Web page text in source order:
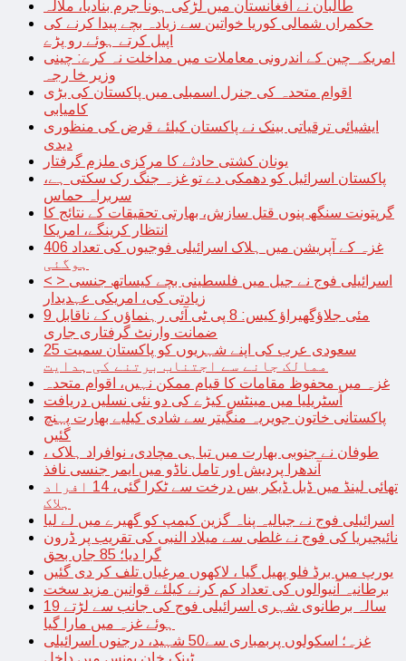
طالبان نے افغانستان میں لڑکی ہونا جرم بنادیا، ملالہ
حکمراں شمالی کوریا خواتین سے زیادہ بچے پیدا کرنے کی
اپیل کرتے ہوئے رو پڑے
امریکہ چین کے اندرونی معاملات میں مداخلت نہ کرے: چینی
وزیر خا رجہ
اقوام متحدہ کی جنرل اسمبلی میں پاکستان کی بڑی
کامیابی
ایشیائی ترقیاتی بینک نے پاکستان کیلئے قرض کی منظوری
دیدی
یونان کشتی حادثے کا مرکزی ملزم گرفتار
پاکستان اسرائیل کو دھمکی دے تو غزہ جنگ رک سکتی ہے،
سربراہ حماس
گرپتونت سنگھ پنوں قتل سازش، بھارتی تحقیقات کے نتائج کا
انتظار کرینگے، امریکا
غزہ کے آپریشن میں ہلاک اسرائیلی فوجیوں کی تعداد 406
ہوگئی
< > اسرائیلی فوج نے جیل میں فلسطینی بچے کیساتھ جنسی
زیادتی کی، امریکی عہدیدار
9 مئی جلاؤگھیراؤ کیس: 8 پی ٹی آئی رہنماؤں کے ناقابل
ضمانت وارنٹ گرفتاری جاری
سعودی عرب کی اپنے شہریوں کو پاکستان سمیت 25
ممالک جانے سے اجتناب برتنے کی ہدایت
غزہ میں محفوظ مقامات کا قیام ممکن نہیں، اقوام متحدہ
آسٹریلیا میں مینٹس کیڑے کی دو نئی نسلیں دریافت
پاکستانی خاتون جویریہ منگیتر سے شادی کیلیے بھارت پہنچ
گئیں
طوفان نے جنوبی بھارت میں تباہی مچادی، نوافراد ہلاک ،
آندھرا پردیش اور تامل ناڈو میں ایمر جنسی نافذ
تھائی لینڈ میں ڈبل ڈیکر بس درخت سے ٹکرا گئی، 14 افراد
ہلاک
اسرائیلی فوج نے جبالیہ پناہ گزین کیمپ کو گھیرے میں لے لیا
نائیجیریا کی فوج نے غلطی سے میلاد النبی کی تقریب پر ڈرون
گرا دیا؛ 85 جاں بحق
یورپ میں برڈ فلو پھیل گیا ، لاکھوں مرغیاں تلف کر دی گئیں
برطانیہ آنیوالوں کی تعداد کم کرنے کیلئے قوانین مزید سخت
19 سالہ برطانوی شہری اسرائیلی فوج کی جانب سے لڑتے
ہوئے غزہ میں مارا گیا
غزہ؛ اسکولوں پربمباری سے50 شہید، درجنوں اسرائیلی
ٹینک خان یونس میں داخل